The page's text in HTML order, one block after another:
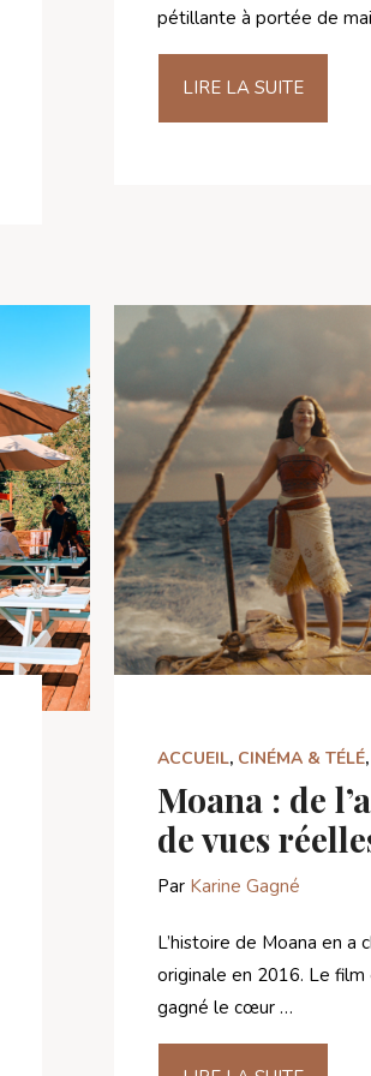
pétillante à portée de
LIRE LA SUITE
ACCUEIL, CINÉMA & TÉLÉ
Moana : de
de vues
Par Karine Gagné
L’histoire de Moana en a
originale en 2016. Le
gagné le cœur …